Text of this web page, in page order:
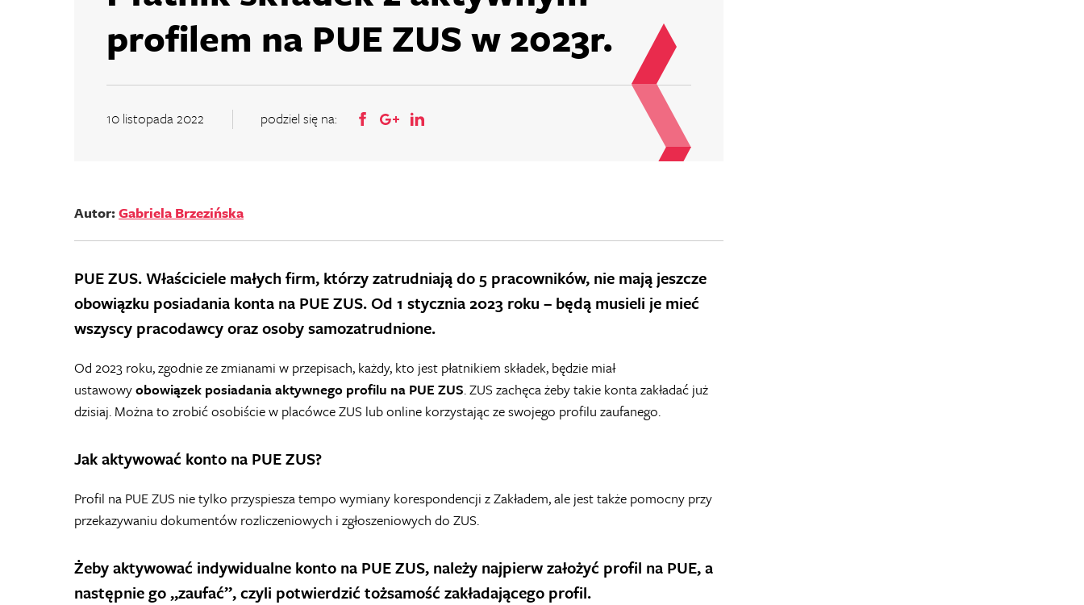
profilem na PUE ZUS w 2023r.
10 listopada 2022 podziel się na:
Autor:Gabriela Brzezińska
PUE ZUS. Właściciele małych firm, którzy zatrudniają do 5 pracowników, nie mają jeszcze
obowiązku posiadania konta na PUE ZUS. Od 1 stycznia 2023 roku – będą musieli je mieć
wszyscy pracodawcy oraz osoby samozatrudnione.
Od 2023 roku, zgodnie ze zmianami w przepisach, każdy, kto jest płatnikiem składek, będzie miał
ustawowyobowiązek posiadania aktywnego profilu na PUE ZUS. ZUS zachęca żeby takie konta zakładać już
dzisiaj. Można to zrobić osobiście w placówce ZUS lub online korzystając ze swojego profilu zaufanego.
Jak aktywować konto na PUE ZUS?
Profil na PUE ZUS nie tylko przyspiesza tempo wymiany korespondencji z Zakładem, ale jest także pomocny przy
przekazywaniu dokumentów rozliczeniowych i zgłoszeniowych do ZUS.
Żeby aktywować indywidualne konto na PUE ZUS, należy najpierw założyć profil na PUE, a
następnie go „zaufać”, czyli potwierdzić tożsamość zakładającego profil.